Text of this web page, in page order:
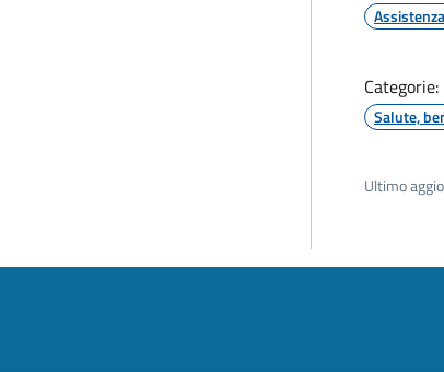
Categorie:
Salute,
Ultimo